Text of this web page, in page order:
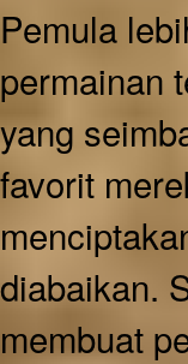
Pemula
permainan
yang
favorit
diabaikan.
membuat